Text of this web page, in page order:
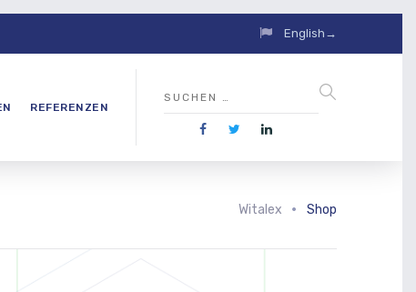
English→
REFERENZEN
Witalex Shop